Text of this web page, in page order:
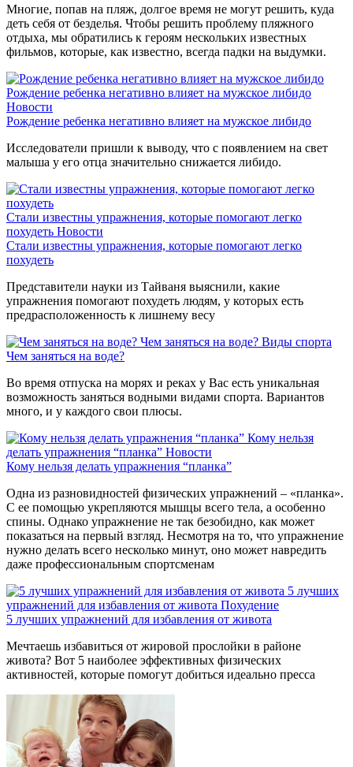
Многие, попав на пляж, долгое время не могут решить, куда
деть себя от безделья. Чтобы решить проблему пляжного
отдыха, мы обратились к героям нескольких известных
фильмов, которые, как известно, всегда падки на выдумки.
Рождение ребенка негативно влияет на мужское либидо
Новости
Рождение ребенка негативно влияет на мужское либидо
Исследователи пришли к выводу, что с появлением на свет
малыша у его отца значительно снижается либидо.
Стали известны упражнения, которые помогают легко
похудеть Новости
Стали известны упражнения, которые помогают легко
похудеть
Представители науки из Тайваня выяснили, какие
упражнения помогают похудеть людям, у которых есть
предрасположенность к лишнему весу
Чем заняться на воде? Виды спорта
Чем заняться на воде?
Во время отпуска на морях и реках у Вас есть уникальная
возможность заняться водными видами спорта. Вариантов
много, и у каждого свои плюсы.
Кому нельзя
делать упражнения “планка” Новости
Кому нельзя делать упражнения “планка”
Одна из разновидностей физических упражнений – «планка».
С ее помощью укрепляются мышцы всего тела, а особенно
спины. Однако упражнение не так безобидно, как может
показаться на первый взгляд. Несмотря на то, что упражнение
нужно делать всего несколько минут, оно может навредить
даже профессиональным спортсменам
5 лучших
упражнений для избавления от живота Похудение
5 лучших упражнений для избавления от живота
Мечтаешь избавиться от жировой прослойки в районе
живота? Вот 5 наиболее эффективных физических
активностей, которые помогут добиться идеально пресса